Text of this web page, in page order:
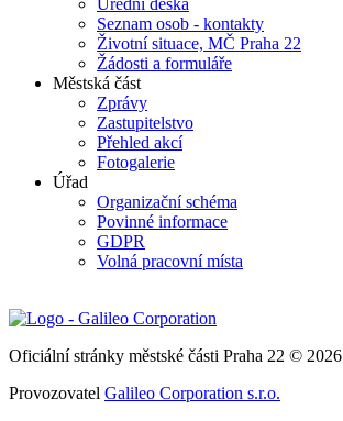
Úřední deska
Seznam osob - kontakty
Životní situace, MČ Praha 22
Žádosti a formuláře
Městská část
Zprávy
Zastupitelstvo
Přehled akcí
Fotogalerie
Úřad
Organizační schéma
Povinné informace
GDPR
Volná pracovní místa
Oficiální stránky městské části Praha 22 © 2026
Provozovatel Galileo Corporation s.r.o.